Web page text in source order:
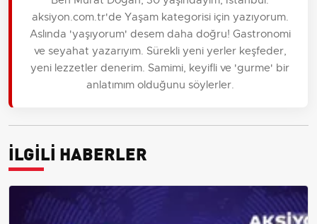
aksiyon.com.tr'de Yaşam kategorisi için yazıyorum.
Aslında 'yaşıyorum' desem daha doğru! Gastronomi
ve seyahat yazarıyım. Sürekli yeni yerler keşfeder,
yeni lezzetler denerim. Samimi, keyifli ve 'gurme' bir
anlatımım olduğunu söylerler.
İLGİLİ HABERLER